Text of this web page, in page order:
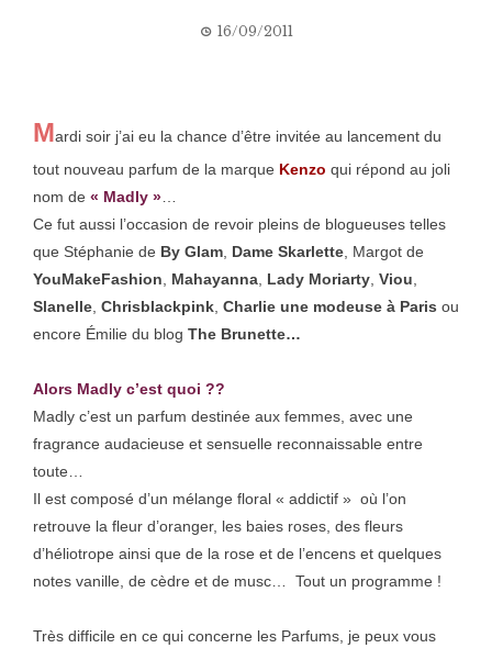
16/09/2011
Mardi soir j’ai eu la chance d’être invitée au lancement du
tout nouveau parfum de la marque Kenzo qui répond au joli
nom de « Madly »
Ce fut aussi l’occasion de revoir pleins de blogueuses telles
que Stéphanie de By Glam Dame Skarlette , Margot de
YouMakeFashion
Mahayanna Lady Moriarty Viou
Slanelle Chrisblackpink Charlie une modeuse à Paris ou
encore Émilie du blog The Brunette…
Alors Madly c’est quoi ??
Madly c’est un parfum destinée aux femmes, avec une
fragrance audacieuse et sensuelle reconnaissable entre
toute…
Il est composé d’un mélange floral « addictif » où l’on
retrouve la fleur d’oranger, les baies roses, des fleurs
d’héliotrope ainsi que de la rose et de l’encens et quelques
notes vanille, de cèdre et de musc… Tout un programme !
Très difficile en ce qui concerne les Parfums, je peux vous